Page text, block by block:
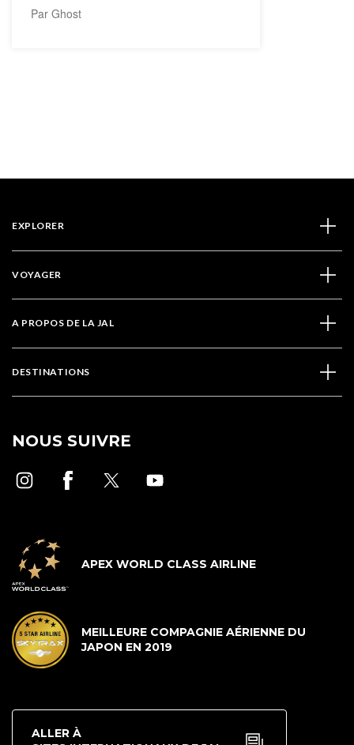
Par Ghost
EXPLORER
VOYAGER
A PROPOS DE LA JAL
DESTINATIONS
NOUS SUIVRE
APEX WORLD CLASS AIRLINE
MEILLEURE COMPAGNIE AÉRIENNE DU
JAPON EN 2019
ALLER À